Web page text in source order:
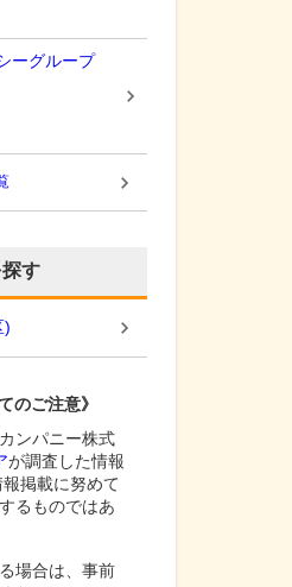
ーグループ
す
)
のご注意》
ンパニー株式
が調査した情報
掲載に努めて
るものではあ
場合は、事前